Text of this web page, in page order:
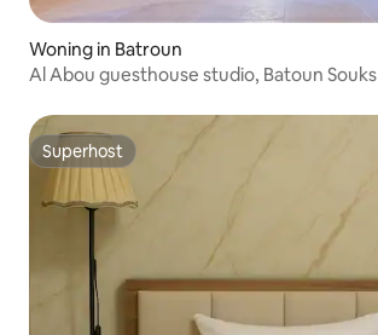
Woning in Batroun
Al Abou guesthouse studio, Batoun Souks
Superhost
Superhost